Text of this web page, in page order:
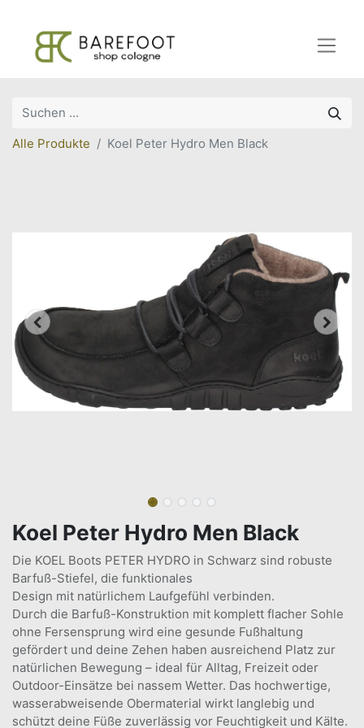
Alle Produkte Koel Peter Hydro Men Black
Koel Peter Hydro Men Black
Die KOEL Boots PETER HYDRO in Schwarz sind robuste
Barfuß-Stiefel, die funktionales
Design mit natürlichem Laufgefühl verbinden.
Durch die Barfuß-Konstruktion mit komplett flacher Sohle
ohne Fersensprung wird eine gesunde Fußhaltung
gefördert und deine Zehen haben ausreichend Platz zur
natürlichen Bewegung – ideal für Alltag, Freizeit oder
Outdoor-Einsätze bei nassem Wetter. Das hochwertige,
wasserabweisende Obermaterial wirkt langlebig und
schützt deine Füße zuverlässig vor Feuchtigkeit und Kälte.